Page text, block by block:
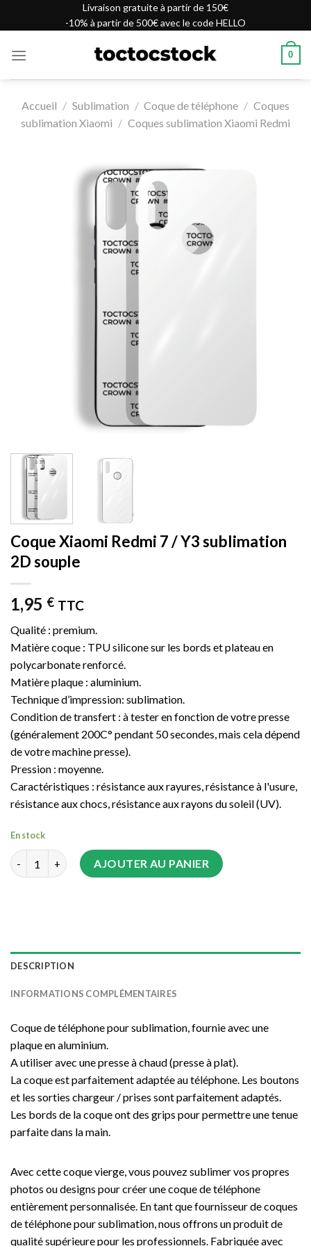
Livraison gratuite à partir de 150€
-10% à partir de 500€ avec le code HELLO
0
Accueil / Sublimation / Coque de téléphone / Coques
sublimation Xiaomi / Coques sublimation Xiaomi Redmi
Coque Xiaomi Redmi 7 / Y3 sublimation
2D souple
1,95 € TTC
Qualité : premium.
Matière coque : TPU silicone sur les bords et plateau en
polycarbonate renforcé.
Matière plaque : aluminium.
Technique d’impression: sublimation.
Condition de transfert : à tester en fonction de votre presse
(généralement 200C° pendant 50 secondes, mais cela dépend
de votre machine presse).
Pression : moyenne.
Caractéristiques : résistance aux rayures, résistance à l'usure,
résistance aux chocs, résistance aux rayons du soleil (UV).
En stock
quantité de Coque Xiaomi Redmi 7 / Y3 sublimation 2D souple
AJOUTER AU PANIER
DESCRIPTION
INFORMATIONS COMPLÉMENTAIRES
Coque de téléphone pour sublimation, fournie avec une
plaque en aluminium.
A utiliser avec une presse à chaud (presse à plat).
La coque est parfaitement adaptée au téléphone. Les boutons
et les sorties chargeur / prises sont parfaitement adaptés.
Les bords de la coque ont des grips pour permettre une tenue
parfaite dans la main.
Avec cette coque vierge, vous pouvez sublimer vos propres
photos ou designs pour créer une coque de téléphone
entièrement personnalisée. En tant que fournisseur de coques
de téléphone pour sublimation, nous offrons un produit de
qualité supérieure pour les professionnels. Fabriquée avec